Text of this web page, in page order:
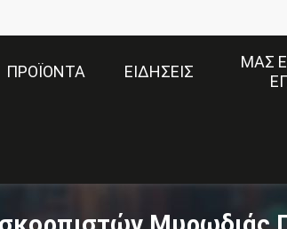
ΠΡΟΪΌΝΤΑ ΕΙΔΉΣΕΙΣ
ΜΑΣ